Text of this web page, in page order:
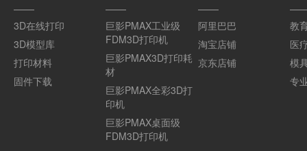
3D在线打印
3D模型库
打印材料
固件下载
巨影PMAX工业级
FDM3D打印机
巨影PMAX3D打印耗
材
巨影PMAX全彩3D打
印机
巨影PMAX桌面级
FDM3D打印机
阿里巴巴
淘宝店铺
京东店铺
教
医
模
专